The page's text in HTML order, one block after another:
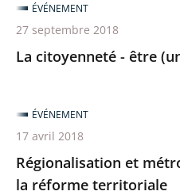
La citoyenneté - être
ÉVÉNEMENT
27 septembre 2018
Régionalisation et
la réforme territoriale
ÉVÉNEMENT
17 avril 2018